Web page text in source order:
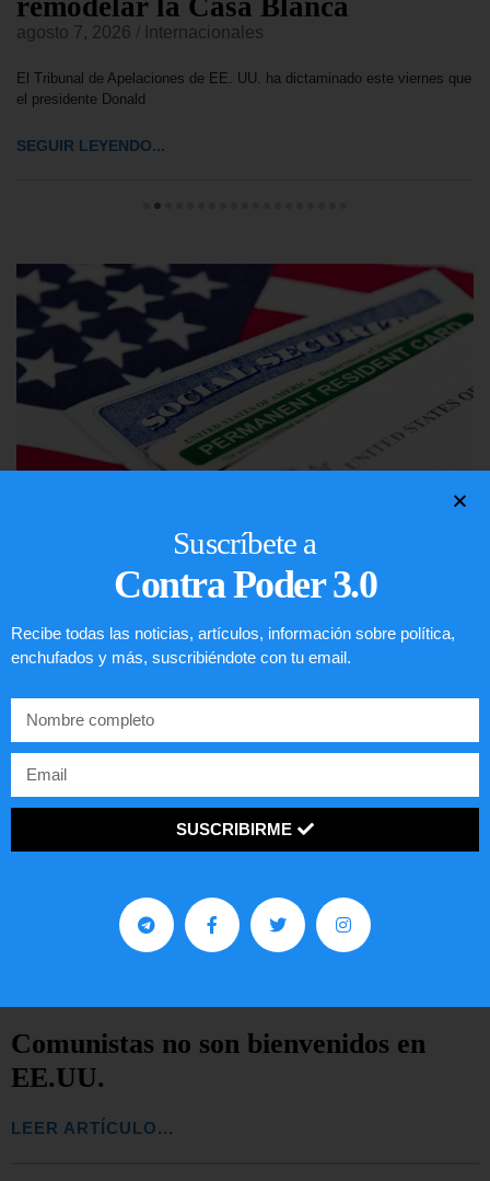
remodelar la Casa Blanca
agosto 7, 2026 Internacionales
El Tribunal de Apelaciones de EE. UU. ha dictaminado este viernes que
el presidente Donald
SEGUIR LEYENDO...
Lotería de visa de EEUU
LEER ARTÍCULO...
Comunistas no son bienvenidos en
EE.UU.
LEER ARTÍCULO...
Suscríbete a
Contra Poder 3.0
Recibe todas las noticias, artículos, información sobre política,
enchufados y más, suscribiéndote con tu email.
SUSCRIBIRME